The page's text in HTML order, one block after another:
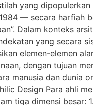
yang dipopulerkan
— secara harfiah
Dalam konteks
yang secara
elemen-elemen
dengan tujuan
manusia dan dunia
Design Para ahli
tiga dimensi besar: